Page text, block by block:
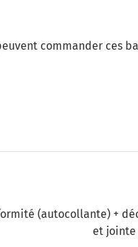
commander ces
(autocollante) +
et jointe